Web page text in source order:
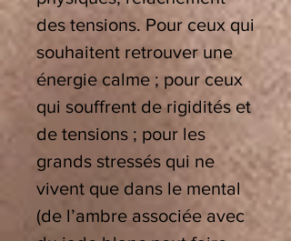
des tensions. Pour ceux qui
souhaitent retrouver une
énergie calme ; pour ceux
qui souffrent de rigidités et
de tensions ; pour les
grands stressés qui ne
vivent que dans le mental
(de l’ambre associée avec